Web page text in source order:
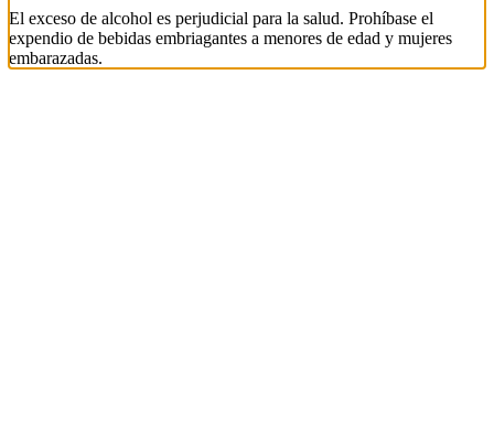
El exceso de alcohol es perjudicial para la salud. Prohíbase el
expendio de bebidas embriagantes a menores de edad y mujeres
embarazadas.